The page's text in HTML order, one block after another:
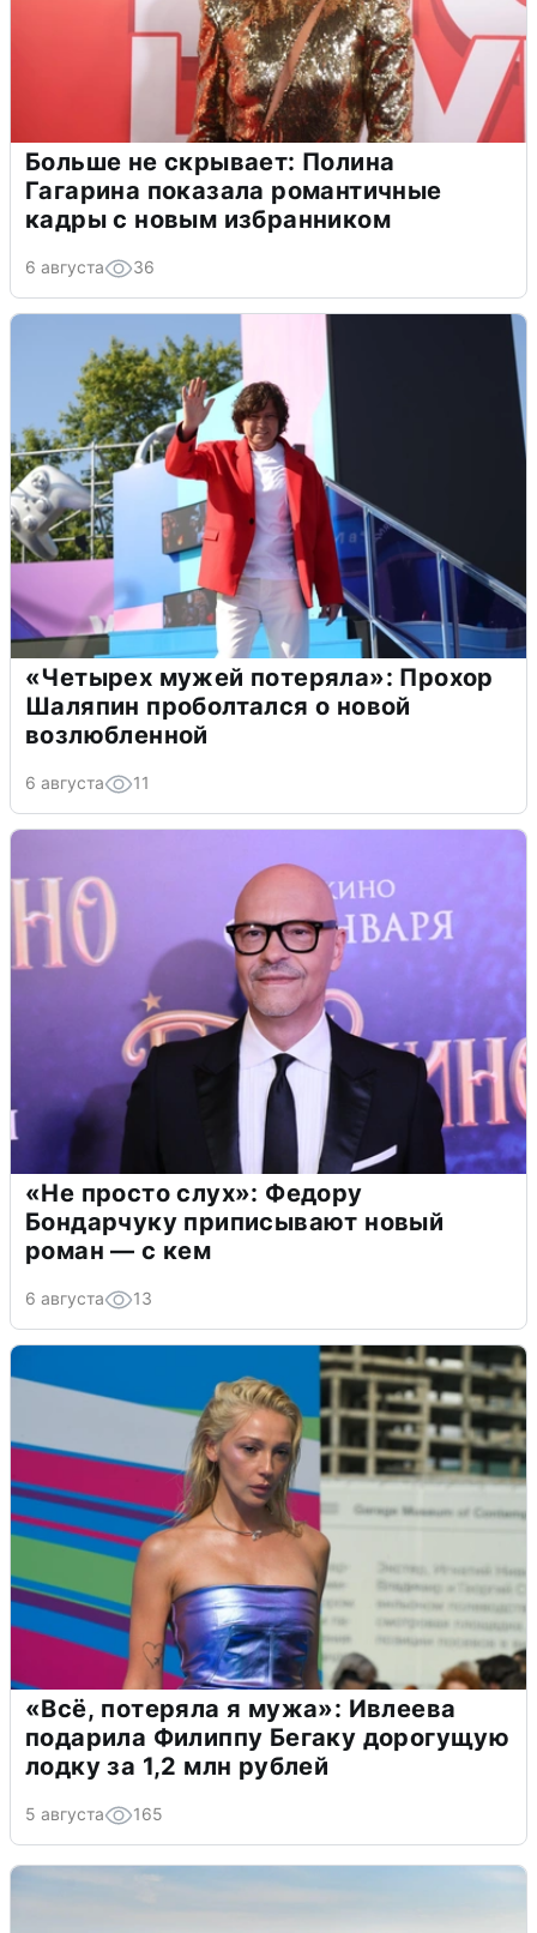
Больше не скрывает: Полина
Гагарина показала романтичные
кадры с новым избранником
6 августа 36
«Четырех мужей потеряла»: Прохор
Шаляпин проболтался о новой
возлюбленной
6 августа 11
«Не просто слух»: Федору
Бондарчуку приписывают новый
роман — с кем
6 августа 13
«Всё, потеряла я мужа»: Ивлеева
подарила Филиппу Бегаку дорогущую
лодку за 1,2 млн рублей
5 августа 165